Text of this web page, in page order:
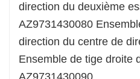
direction du deuxième
AZ9731430080
direction du centre de
Ensemble de tige droite